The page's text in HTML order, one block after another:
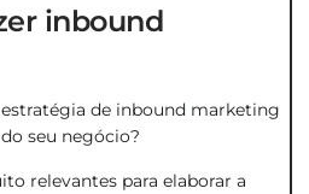
inbound
de inbound marketing
seu negócio?
relevantes para elaborar a